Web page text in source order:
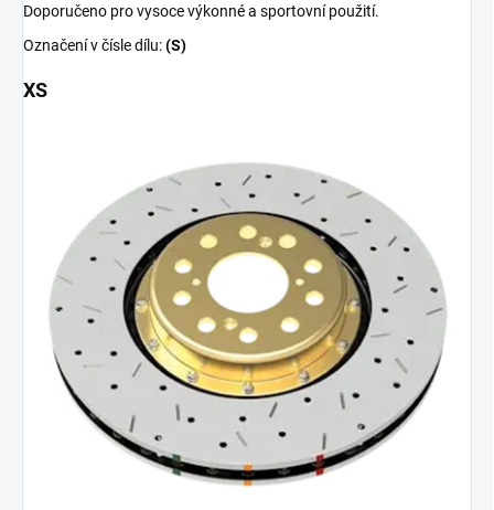
Doporučeno pro vysoce výkonné a sportovní použití.
Označení v čísle dílu:(S)
XS